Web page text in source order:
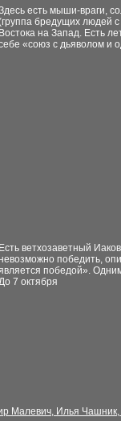
есть мыши-враги,
бредущих людей
Востока на Запад. Есть
«союз с дьяволом и
Есть ветхозаветный
победить,
победой».
7 октября
Малевич, Илья